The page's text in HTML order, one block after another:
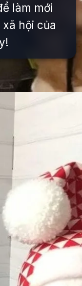
làm mới
hội của
noel